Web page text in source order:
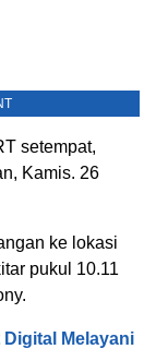
setempat,
Kamis. 26
ke lokasi
pukul 10.11
Melayani